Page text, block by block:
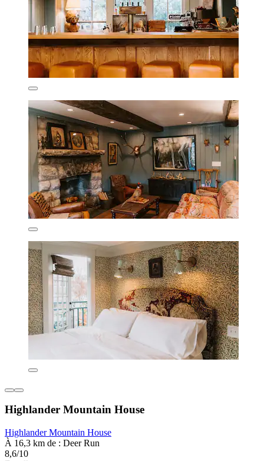
Highlander Mountain House
Highlander Mountain House
À 16,3 km de : Deer Run
8,6/10